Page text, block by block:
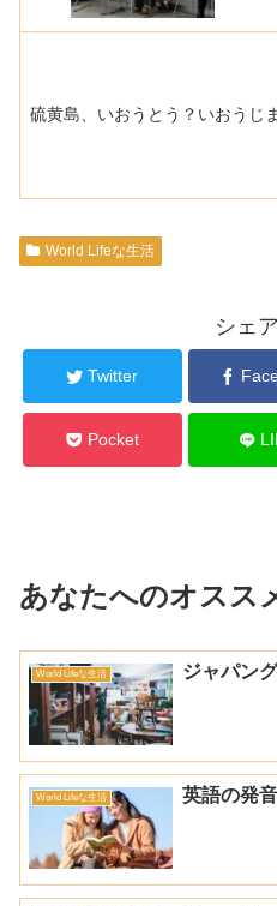
硫黄島、いおうとう？いおうじ
World Lifeな生活
シェ
Twitter
Pocket
あなたへのオスス
World Lifeな生活 ジャパン
World Lifeな生活 英語の発